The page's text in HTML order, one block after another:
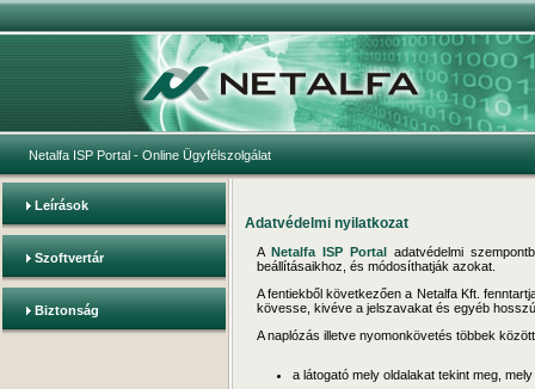
Netalfa ISP Portal - Online Ügyfélszolgálat
Leírások
Szoftvertár
Biztonság
Adatvédelmi nyilatkozat
ANetalfa ISP Portal adatvédelmi
beállításaikhoz, és módosíthatják azokat.
A fentiekből következően a Netalfa Kft.
kövesse, kivéve a jelszavakat és egyéb
A naplózás illetve nyomonkövetés többek
a látogató mely oldalakat tekint meg,